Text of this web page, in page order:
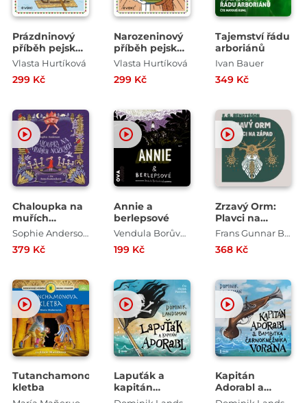
Prázdninový
příběh pejska
a kočičky
Vlasta Hurtíková
299 Kč
Narozeninový
příběh pejska
a kočičky
Vlasta Hurtíková
299 Kč
Tajemství řádu
arboriánů
Ivan Bauer
349 Kč
Chaloupka na
muřích
nožkách
Sophie Anderson
379 Kč
Annie a
berlepsové
Vendula Borůvková
199 Kč
Zrzavý Orm:
Plavci na
západ
Frans Gunnar Bengtsson
368 Kč
Tutanchamonova
kletba
Lapuťák a
kapitán
Adorabl
Kapitán
Adorabl a
bambitka